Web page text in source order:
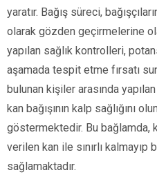
yaratır. Bağış süreci,
olarak gözden geçirmelerine
yapılan sağlık kontrolleri,
aşamada tespit etme fırsatı
bulunan kişiler arasında
kan bağışının kalp sağlığını
göstermektedir. Bu bağlamda,
verilen kan ile sınırlı kalmayıp
sağlamaktadır.